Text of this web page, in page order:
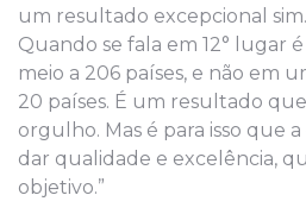
um resultado excepcional
Quando se fala em 12° lugar
meio a 206 países, e não em
20 países. É um resultado
orgulho. Mas é para isso que
dar qualidade e excelência,
objetivo.”